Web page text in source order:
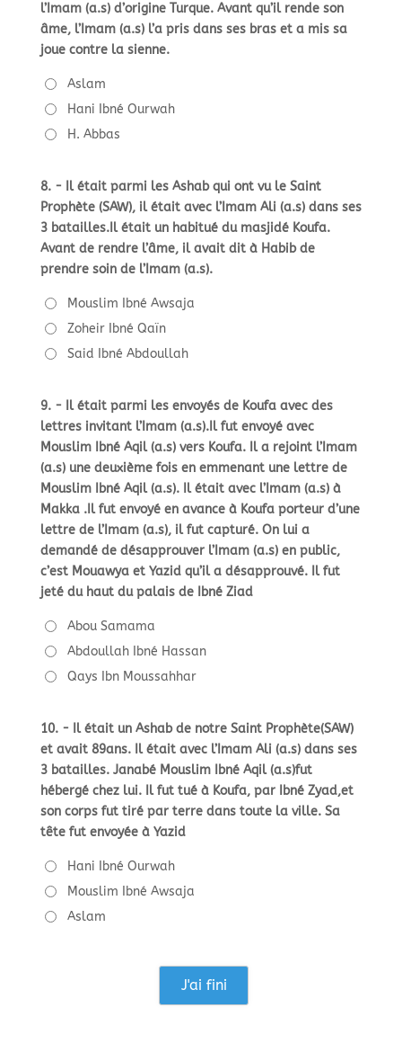
l’Imam (a.s) d’origine Turque. Avant qu’il rende son
âme, l’Imam (a.s) l’a pris dans ses bras et a mis sa
joue contre la sienne.
Aslam
Hani Ibné Ourwah
H. Abbas
8. - Il était parmi les Ashab qui ont vu le Saint
Prophète (SAW), il était avec l’Imam Ali (a.s) dans ses
3 batailles.Il était un habitué du masjidé Koufa.
Avant de rendre l’âme, il avait dit à Habib de
prendre soin de l’Imam (a.s).
Mouslim Ibné Awsaja
Zoheir Ibné Qaïn
Said Ibné Abdoullah
9. - Il était parmi les envoyés de Koufa avec des
lettres invitant l’Imam (a.s).Il fut envoyé avec
Mouslim Ibné Aqil (a.s) vers Koufa. Il a rejoint l’Imam
(a.s) une deuxième fois en emmenant une lettre de
Mouslim Ibné Aqil (a.s). Il était avec l’Imam (a.s) à
Makka .Il fut envoyé en avance à Koufa porteur d’une
lettre de l’Imam (a.s), il fut capturé. On lui a
demandé de désapprouver l’Imam (a.s) en public,
c’est Mouawya et Yazid qu’il a désapprouvé. Il fut
jeté du haut du palais de Ibné Ziad
Abou Samama
Abdoullah Ibné Hassan
Qays Ibn Moussahhar
10. - Il était un Ashab de notre Saint Prophète(SAW)
et avait 89ans. Il était avec l’Imam Ali (a.s) dans ses
3 batailles. Janabé Mouslim Ibné Aqil (a.s)fut
hébergé chez lui. Il fut tué à Koufa, par Ibné Zyad,et
son corps fut tiré par terre dans toute la ville. Sa
tête fut envoyée à Yazid
Hani Ibné Ourwah
Mouslim Ibné Awsaja
Aslam